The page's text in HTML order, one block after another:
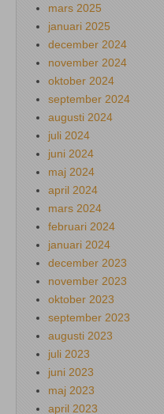
mars 2025
januari 2025
december 2024
november 2024
oktober 2024
september 2024
augusti 2024
juli 2024
juni 2024
maj 2024
april 2024
mars 2024
februari 2024
januari 2024
december 2023
november 2023
oktober 2023
september 2023
augusti 2023
juli 2023
juni 2023
maj 2023
april 2023